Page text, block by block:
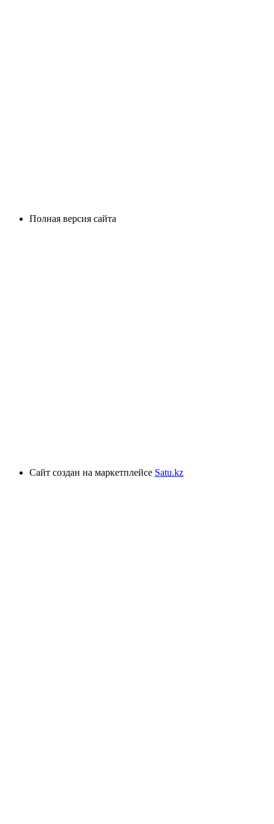
Полная версия сайта
Сайт создан на маркетплейсе Satu.kz